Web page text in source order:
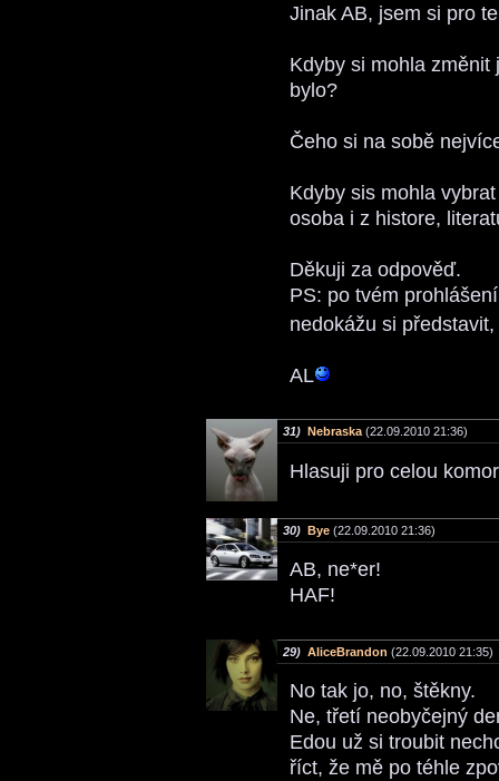
Jinak AB, jsem si pro
Kdyby si mohla
bylo?
Čeho si na sobě
Kdyby sis mohla
osoba i z histore,
Děkuji za odpověď.
PS: po tvém
nedokážu si
AL
31) Nebraska(22.09.2010 21:36)
Hlasuji pro celou
30) Bye (22.09.2010 21:36)
AB, ne*er!
HAF!
29) AliceBrandon (22.09.2010 21:35)
No tak jo, no, štěkny.
Ne, třetí neobyčejný
Edou už si troubit
říct, že mě po téhle